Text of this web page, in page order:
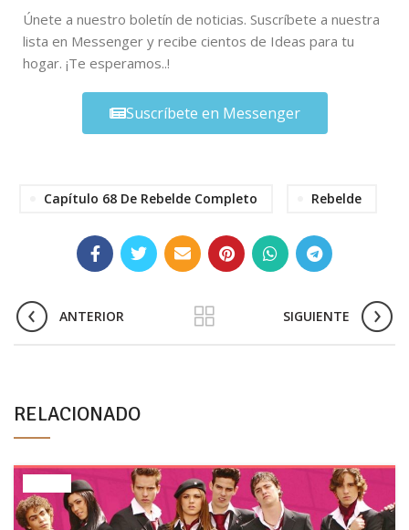
Únete a nuestro boletín de noticias. Suscríbete a nuestra
lista en Messenger y recibe cientos de Ideas para tu
hogar. ¡Te esperamos..!
Suscríbete en Messenger
Capítulo 68 De Rebelde Completo Rebelde
ANTERIOR SIGUIENTE
RELACIONADO